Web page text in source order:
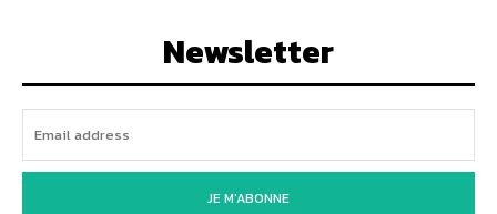
Newsletter
JE M'ABONNE